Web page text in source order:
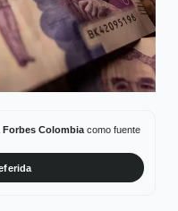
Forbes Colombiacomo fuente